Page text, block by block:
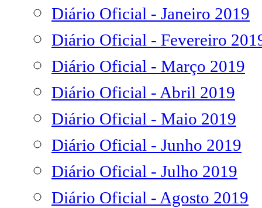
Diário Oficial - Janeiro 2019
Diário Oficial - Fevereiro
Diário Oficial - Março 2019
Diário Oficial - Abril 2019
Diário Oficial - Maio 2019
Diário Oficial - Junho 2019
Diário Oficial - Julho 2019
Diário Oficial - Agosto 2019